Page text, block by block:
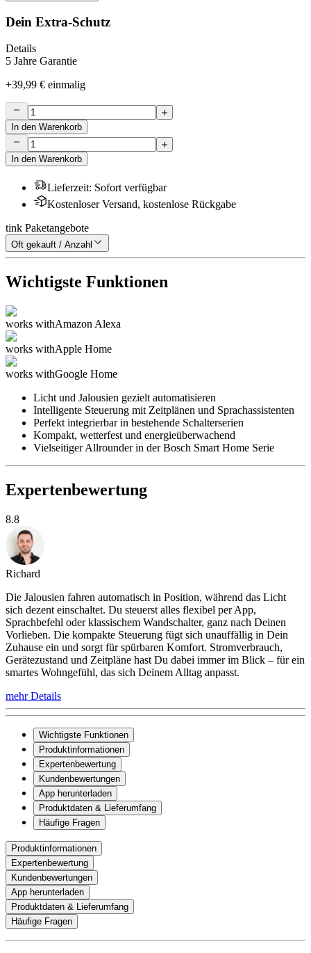
Dein Extra-Schutz
Details
5 Jahre Garantie
+39,99 € einmalig
In den Warenkorb
In den Warenkorb
Lieferzeit: Sofort verfügbar
Kostenloser Versand, kostenlose Rückgabe
tink Paketangebote
Oft gekauft / Anzahl
Wichtigste Funktionen
works withAmazon Alexa
works withApple Home
works withGoogle Home
Licht und Jalousien gezielt automatisieren
Intelligente Steuerung mit Zeitplänen und Sprachassistenten
Perfekt integrierbar in bestehende Schalterserien
Kompakt, wetterfest und energieüberwachend
Vielseitiger Allrounder in der Bosch Smart Home Serie
Expertenbewertung
8.8
Richard
Die Jalousien fahren automatisch in Position, während das Licht
sich dezent einschaltet. Du steuerst alles flexibel per App,
Sprachbefehl oder klassischem Wandschalter, ganz nach Deinen
Vorlieben. Die kompakte Steuerung fügt sich unauffällig in Dein
Zuhause ein und sorgt für spürbaren Komfort. Stromverbrauch,
Gerätezustand und Zeitpläne hast Du dabei immer im Blick – für ein
smartes Wohngefühl, das sich Deinem Alltag anpasst.
mehr Details
Wichtigste Funktionen
Produktinformationen
Expertenbewertung
Kundenbewertungen
App herunterladen
Produktdaten & Lieferumfang
Häufige Fragen
Produktinformationen
Expertenbewertung
Kundenbewertungen
App herunterladen
Produktdaten & Lieferumfang
Häufige Fragen